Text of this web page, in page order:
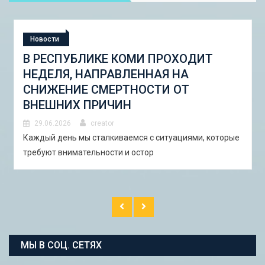
Новости
СТУДЕНЧЕСКАЯ ЭКСПЕДИЦИЯ
«ШКОЛА ГОРОДСКИХ ИЗМЕНЕНИЙ:
ГОРОДСКОЙ НАБОР ИНСТРУМЕНТОВ
И ПИЛОТНЫЕ ПРОЕКТЫ ДЛЯ
АСТРАХАНИ»
29.06.2026 creator
В Астрахани с 5 по 13 сентября 2026 года пройдёт
студенческая экспедиция «Школа горо�
МЫ В СОЦ. СЕТЯХ